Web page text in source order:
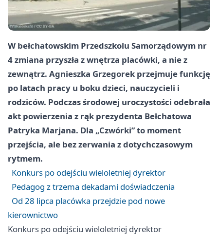
W bełchatowskim Przedszkolu Samorządowym nr
4 zmiana przyszła z wnętrza placówki, a nie z
zewnątrz. Agnieszka Grzegorek przejmuje funkcję
po latach pracy u boku dzieci, nauczycieli i
rodziców. Podczas środowej uroczystości odebrała
akt powierzenia z rąk prezydenta Bełchatowa
Patryka Marjana. Dla „Czwórki” to moment
przejścia, ale bez zerwania z dotychczasowym
rytmem.
Konkurs po odejściu wieloletniej dyrektor
Pedagog z trzema dekadami doświadczenia
Od 28 lipca placówka przejdzie pod nowe
kierownictwo
Konkurs po odejściu wieloletniej dyrektor